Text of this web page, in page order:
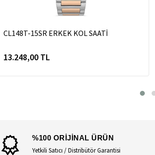
CL148T-15SR ERKEK KOL SAATİ
13.248,00 TL
%100 ORİJİNAL ÜRÜN
Yetkili Satıcı / Distribütör Garantisi